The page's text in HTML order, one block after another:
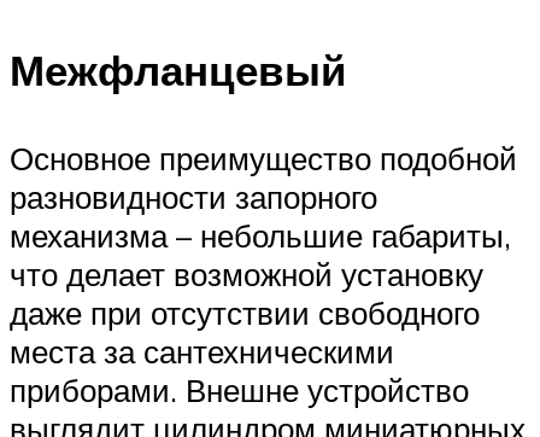
Межфланцевый
Основное преимущество подобной
разновидности запорного
механизма – небольшие габариты,
что делает возможной установку
даже при отсутствии свободного
места за сантехническими
приборами. Внешне устройство
выглядит цилиндром миниатюрных